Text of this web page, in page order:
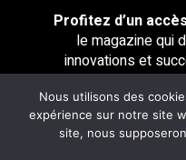
Profitez d’un
le magazine qui
innovations et
Nous utilisons des
expérience sur notre site
site, nous